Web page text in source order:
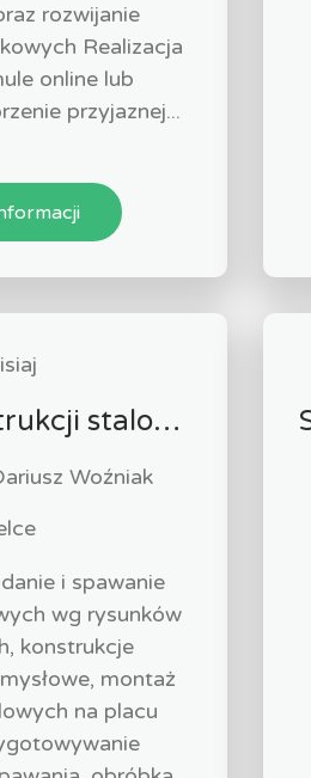
rozwijanie
Realizacja
online lub
przyjaznej...
Monter konstrukcji stalowych - ślusarz (K/M/I)
Woźniak
i spawanie
wg rysunków
konstrukcje
montaż
na placu